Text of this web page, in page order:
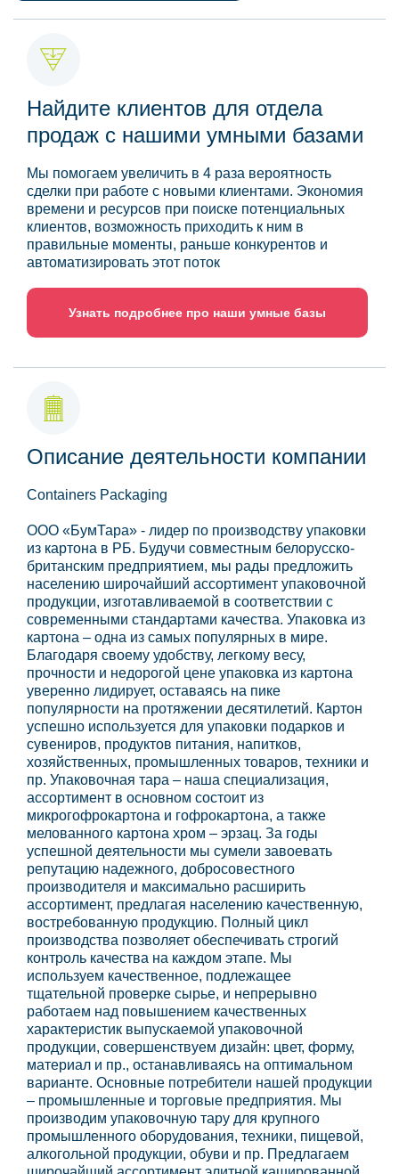
Найдите клиентов для отдела
продаж с нашими умными базами
Мы помогаем увеличить в 4 раза вероятность
сделки при работе с новыми клиентами. Экономия
времени и ресурсов при поиске потенциальных
клиентов, возможность приходить к ним в
правильные моменты, раньше конкурентов и
автоматизировать этот поток
Узнать подробнее про наши умные базы
Описание деятельности компании
Containers Packaging
ООО «БумТара» - лидер по производству упаковки
из картона в РБ. Будучи совместным белорусско-
британским предприятием, мы рады предложить
населению широчайший ассортимент упаковочной
продукции, изготавливаемой в соответствии с
современными стандартами качества. Упаковка из
картона – одна из самых популярных в мире.
Благодаря своему удобству, легкому весу,
прочности и недорогой цене упаковка из картона
уверенно лидирует, оставаясь на пике
популярности на протяжении десятилетий. Картон
успешно используется для упаковки подарков и
сувениров, продуктов питания, напитков,
хозяйственных, промышленных товаров, техники и
пр. Упаковочная тара – наша специализация,
ассортимент в основном состоит из
микрогофрокартона и гофрокартона, а также
мелованного картона хром – эрзац. За годы
успешной деятельности мы сумели завоевать
репутацию надежного, добросовестного
производителя и максимально расширить
ассортимент, предлагая населению качественную,
востребованную продукцию. Полный цикл
производства позволяет обеспечивать строгий
контроль качества на каждом этапе. Мы
используем качественное, подлежащее
тщательной проверке сырье, и непрерывно
работаем над повышением качественных
характеристик выпускаемой упаковочной
продукции, совершенствуем дизайн: цвет, форму,
материал и пр., останавливаясь на оптимальном
варианте. Основные потребители нашей продукции
– промышленные и торговые предприятия. Мы
производим упаковочную тару для крупного
промышленного оборудования, техники, пищевой,
алкогольной продукции, обуви и пр. Предлагаем